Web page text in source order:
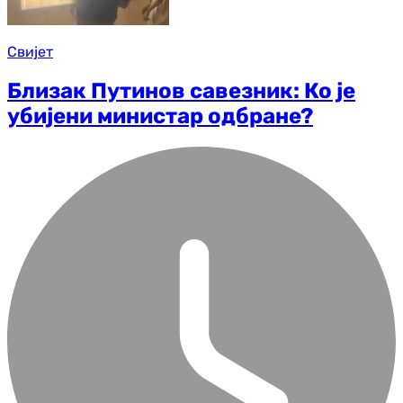
Свијет
Близак Путинов савезник: Ко је
убијени министар одбране?